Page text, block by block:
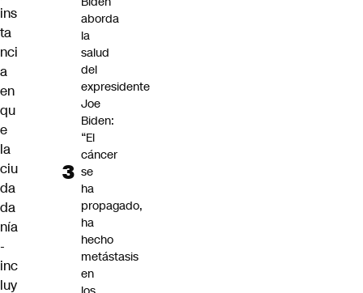
ins
ta
nci
a
en
qu
e
la
ciu
da
da
nía
-
inc
luy
aborda
la
salud
del
expresidente
Joe
Biden:
“El
cáncer
se
ha
propagado,
ha
hecho
metástasis
en